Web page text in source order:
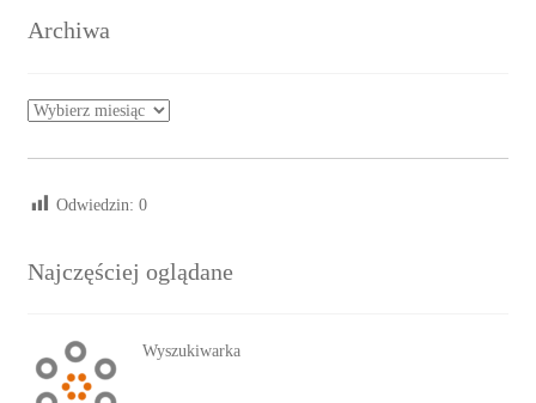
Archiwa
Archiwa
Odwiedzin: 0
Najczęściej oglądane
Wyszukiwarka